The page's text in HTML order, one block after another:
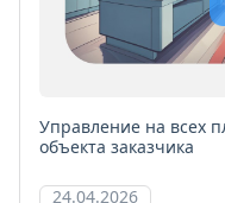
Управление на всех
объекта заказчика
24.04.2026